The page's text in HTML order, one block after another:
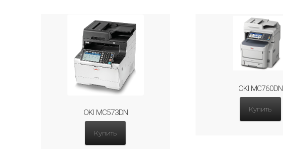
OKI MC573DN
Купить
OKI MC760DN
Купить